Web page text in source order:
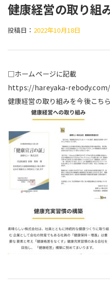
健康経営の取り組
投稿日： 2022年10月18日
□ホームページに記載
https://hareyaka-
健康経営の取り組みを今後こち